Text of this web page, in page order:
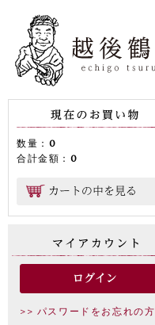
数量： 0
合計金額： 0
>> パスワードをお忘れの方